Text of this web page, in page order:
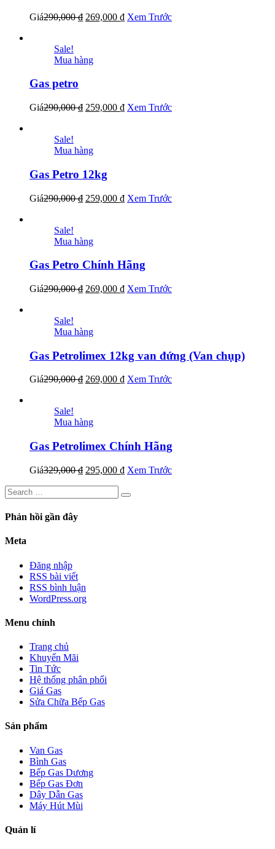
Giá290,000₫ 269,000 ₫ Xem Trước
Sale!
Mua hàng
Gas petro
Giá290,000₫ 259,000 ₫ Xem Trước
Sale!
Mua hàng
Gas Petro 12kg
Giá290,000₫ 259,000 ₫ Xem Trước
Sale!
Mua hàng
Gas Petro Chính Hãng
Giá290,000₫ 269,000 ₫ Xem Trước
Sale!
Mua hàng
Gas Petrolimex 12kg van đứng (Van chụp)
Giá290,000₫ 269,000 ₫ Xem Trước
Sale!
Mua hàng
Gas Petrolimex Chính Hãng
Giá329,000₫ 295,000 ₫ Xem Trước
Phản hồi gần đây
Meta
Đăng nhập
RSS bài viết
RSS bình luận
WordPress.org
Menu chính
Trang chủ
Khuyến Mãi
Tin Tức
Hệ thống phân phối
Giá Gas
Sửa Chữa Bếp Gas
Sản phẩm
Van Gas
Bình Gas
Bếp Gas Dương
Bếp Gas Đơn
Dây Dẫn Gas
Máy Hút Mùi
Quản lí